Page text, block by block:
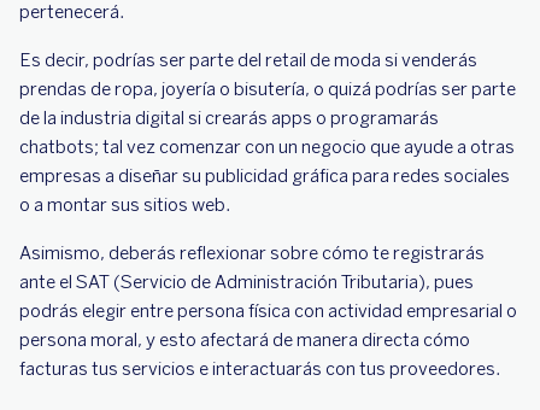
pertenecerá.
Es decir, podrías ser parte del retail de moda si venderás
prendas de ropa, joyería o bisutería, o quizá podrías ser parte
de la industria digital si crearás apps o programarás
chatbots; tal vez comenzar con un negocio que ayude a otras
empresas a diseñar su publicidad gráfica para redes sociales
o a montar sus sitios web.
Asimismo, deberás reflexionar sobre cómo te registrarás
ante el SAT (Servicio de Administración Tributaria), pues
podrás elegir entre persona física con actividad empresarial o
persona moral, y esto afectará de manera directa cómo
facturas tus servicios e interactuarás con tus proveedores.